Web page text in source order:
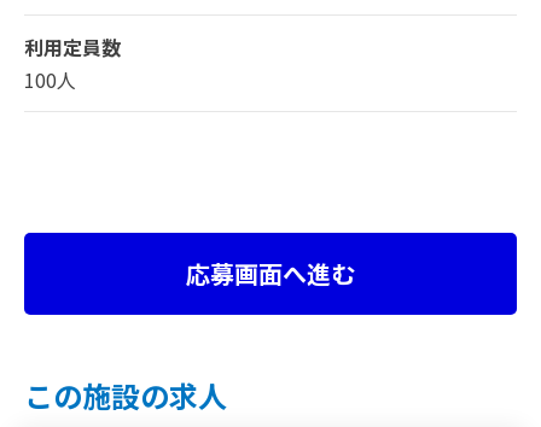
利用定員数
100人
応募画面へ進む
この施設の求人